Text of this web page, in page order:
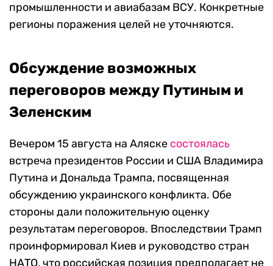
промышленности и авиабазам ВСУ. Конкретные
регионы поражения целей не уточняются.
Обсуждение возможных
переговоров между Путиным и
Зеленским
Вечером 15 августа на Аляске состоялась
встреча президентов России и США Владимира
Путина и Дональда Трампа, посвященная
обсуждению украинского конфликта. Обе
стороны дали положительную оценку
результатам переговоров. Впоследствии Трамп
проинформировал Киев и руководство стран
НАТО, что российская позиция предполагает не